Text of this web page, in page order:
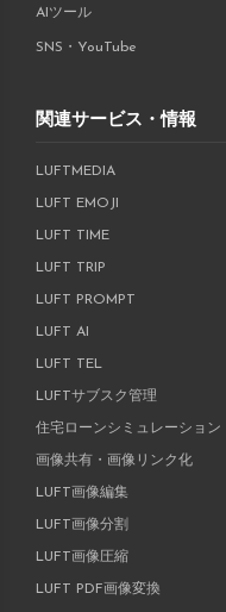
AIツール
SNS・YouTube
関連サービス・情報
LUFTMEDIA
LUFT EMOJI
LUFT TIME
LUFT TRIP
LUFT PROMPT
LUFT AI
LUFT TEL
LUFTサブスク管理
住宅ローンシミュレーション
画像共有・画像リンク化
LUFT画像編集
LUFT画像分割
LUFT画像圧縮
LUFT PDF画像変換